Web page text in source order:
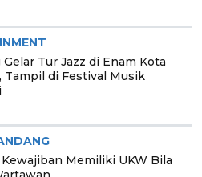
Tur Jazz di Enam Kota
Tampil di Festival Musik
Kewajiban Memiliki UKW Bila